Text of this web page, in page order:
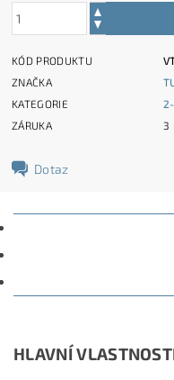
KÓD PRODUKTU
ZNAČKA
KATEGORIE
ZÁRUKA
3
Dotaz
HLAVNÍ